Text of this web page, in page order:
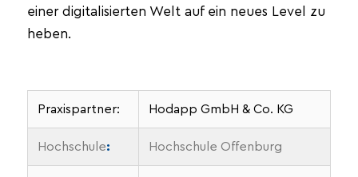
einer digitalisierten Welt auf ein neues Level zu
heben.
Praxispartner: Hodapp GmbH & Co. KG
Hochschule: Hochschule Offenburg